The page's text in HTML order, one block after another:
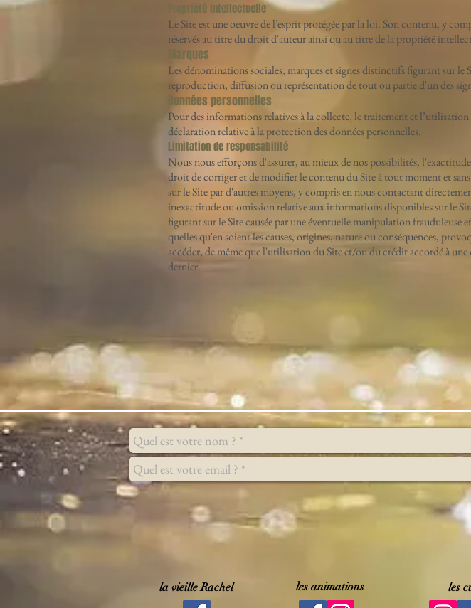
Propriété intellectuelle
Le Site est une oeuvre de l’esprit protégée par la loi. Son contenu, y
réservés au titre du droit d'auteur ainsi qu'au titre de la propriété
Marques
Les dénominations sociales, marques et signes distinctifs figurant sur
reproduction, diffusion ou représentation de tout ou partie d'un des
Données personnelles
Pour des informations relatives à la collecte, le traitement et
déclaration relative à la protection des données personnelles.
Limitation de responsabilité
Nous nous efforçons d'assurer, au mieux de nos possibilités,
droit de corriger et de modifier le contenu du Site à tout moment et
sur le Site par d'autres moyens, y compris en nous contactant
inexactitude ou omission relative aux informations disponibles sur le
figurant sur le Site causée par une éventuelle manipulation
quelles qu'en soient les causes, origines, nature ou conséquences,
accéder, de même que l'utilisation du Site et/ou du crédit accordé à
dernier.
la vieille Rachel les animations les